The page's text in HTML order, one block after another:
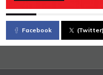
Facebook (Twitter)